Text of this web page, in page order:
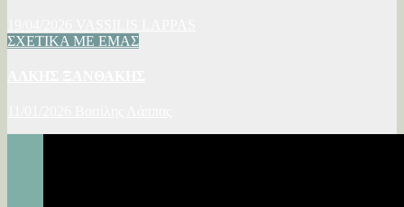
ΣΧΕΤΙΚΑ ΜΕ ΕΜΑΣ